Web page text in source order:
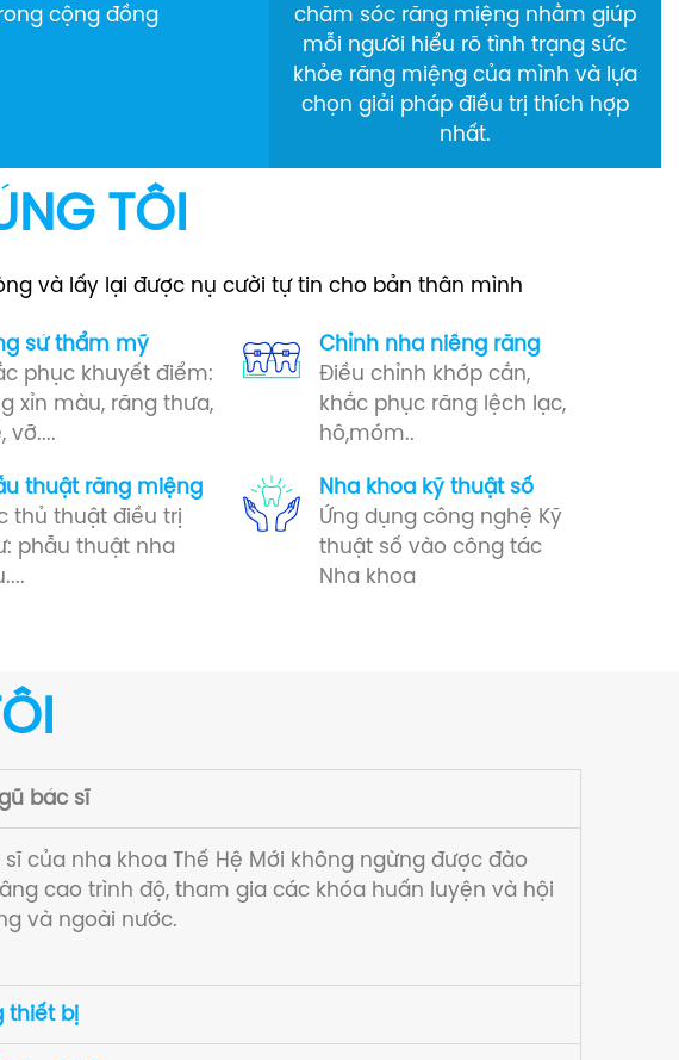
cộng đồng
chăm sóc răng miệng nhằm giúp
mỗi người hiểu rõ tình trạng sức
khỏe răng miệng của mình và lựa
chọn giải pháp điều trị thích hợp
nhất.
TÔI
và lấy lại được nụ cười tự tin cho bản thân mình
sứ​ thẩm mỹ
phục khuyết điểm:
xỉn màu, răng thưa,
vỡ....
Chỉnh nha niềng răng
Điều chỉnh khớp cắn,
khắc phục răng lệch lạc,
hô,móm..
thuật răng miệng​
thủ thuật điều trị
phẫu thuật nha
Nha khoa kỹ thuật số
Ứng dụng công nghệ Kỹ
thuật số vào công tác
Nha khoa
bác sĩ
của nha khoa Thế Hệ Mới không ngừng được đào
cao trình độ, tham gia các khóa huấn luyện và hội
và ngoài nước.
thiết bị